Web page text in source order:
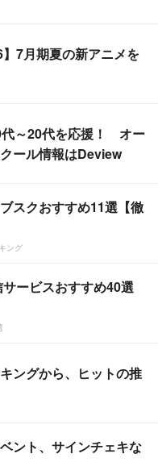
】7月期夏の新アニメを
代～20代を応援！ オー
ール情報はDeview
スクおすすめ11選【徹
ング
ービスおすすめ40選
ングから、ヒットの推
ント、サインチェキな